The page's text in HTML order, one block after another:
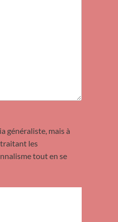
généraliste, mais à
les
tout en se